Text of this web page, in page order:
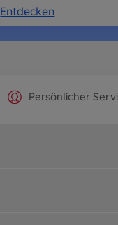
Entdecken
Offizieller Hersteller
Persönlicher
Versandkostenfrei
Schnelle